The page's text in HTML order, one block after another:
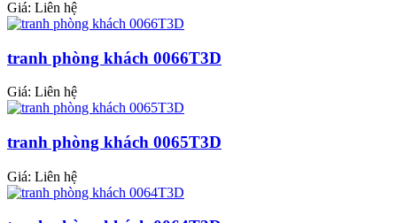
Giá: Liên hệ
tranh phòng khách 0066T3D
Giá: Liên hệ
tranh phòng khách 0065T3D
Giá: Liên hệ